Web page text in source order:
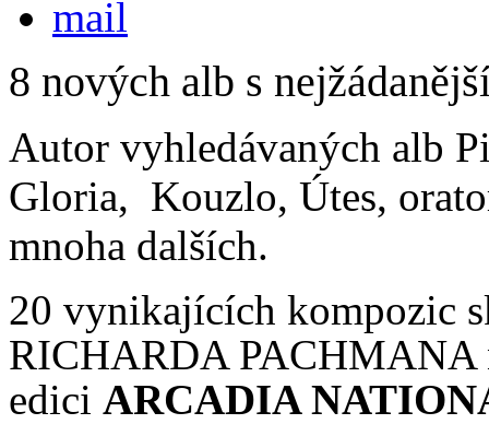
8 nových alb s
Autor vyhledávaných alb
Gloria, Kouzlo, Útes,
mnoha dalších.
20 vynikajících kompozic
RICHARDA
edici ARCADIA